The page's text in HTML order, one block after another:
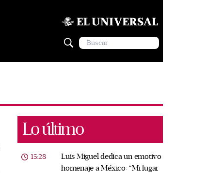
Lo último
15:28
Luis Miguel dedica un emotivo
homenaje a México: “Mi lugar